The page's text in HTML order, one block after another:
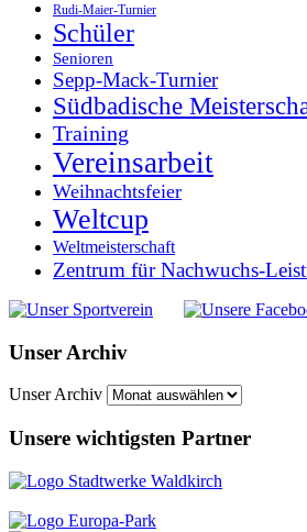
Rudi-Maier-Turnier
Schüler
Senioren
Sepp-Mack-Turnier
Südbadische
Training
Vereinsarbeit
Weihnachtsfeier
Weltcup
Weltmeisterschaft
Zentrum für Nachwuchs-
Unser Archiv
Unser Archiv
Unsere wichtigsten Partner